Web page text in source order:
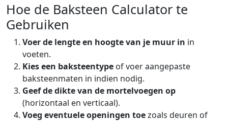
Hoe de Baksteen Calculator te
Gebruiken
Voer de lengte en hoogte van je muur in in
voeten.
Kies een baksteentype of voer aangepaste
baksteenmaten in indien nodig.
Geef de dikte van de mortelvoegen op
(horizontaal en verticaal).
Voeg eventuele openingen toezoals deuren of